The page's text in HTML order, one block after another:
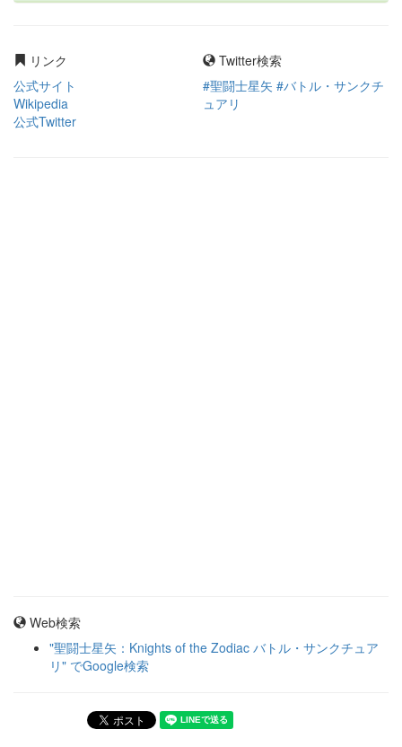
リンク
公式サイト
Wikipedia
公式Twitter
Twitter検索
#聖闘士星矢 #バトル・サンクチ
ュアリ
Web検索
"聖闘士星矢：Knights of the Zodiac バトル・サンクチュア
リ" でGoogle検索